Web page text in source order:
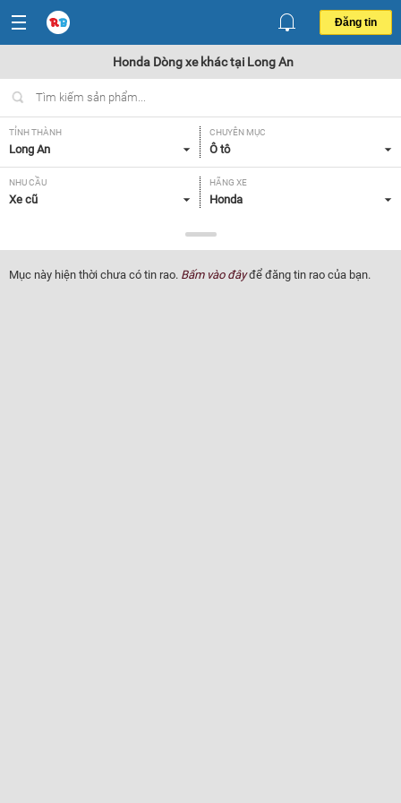
Đăng tin
Honda Dòng xe khác tại Long An
TỈNH THÀNH
Long An
CHUYÊN MỤC
Ô tô
NHU CẦU
Xe cũ
HÃNG XE
Honda
Dòng xe khác
NĂM SẢN XUẤT
Tất cả
GIÁ XE XUẤT XỨ
Mục này hiện thời chưa có tin rao. Bấm vào đâyđể đăng tin rao của bạn.